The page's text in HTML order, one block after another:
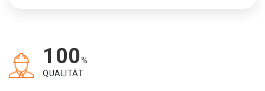
100%
QUALITÄT